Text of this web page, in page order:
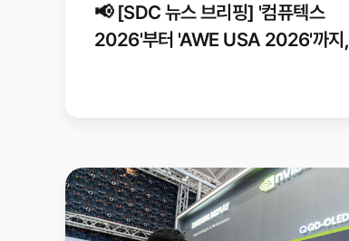
📢 [SDC 뉴스 브리핑] '컴퓨텍스
2026'부터 'AWE USA 2026'까지,